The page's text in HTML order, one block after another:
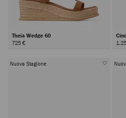
Theia Wedge 60
725 €
Nuova Stagione